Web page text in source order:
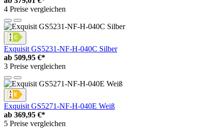
4 Preise vergleichen
Exquisit GS5231-NF-H-040C Silber
ab 509,95 €*
3 Preise vergleichen
Exquisit GS5271-NF-H-040E Weiß
ab 369,95 €*
5 Preise vergleichen